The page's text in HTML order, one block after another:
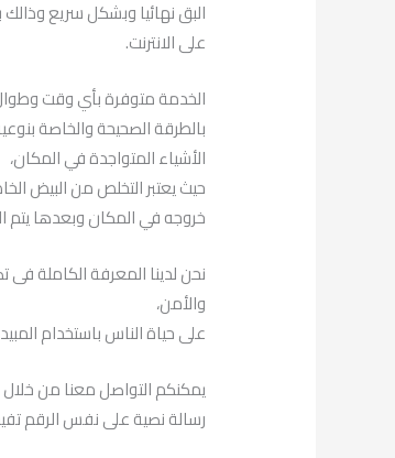
على الانترنت.
الخدمة متوفرة بأي وقت
بالطرقة الصحيحة والخاصة
الأشياء المتواجدة في المكان،
حيث يعتبر التخلص من البيض
خروجه في المكان وبعدها يتم
نحن لدينا المعرفة الكاملة
والأمن،
على حياة الناس باستخدام
يمكنكم التواصل معنا من خلال
رسالة نصية على نفس الرقم